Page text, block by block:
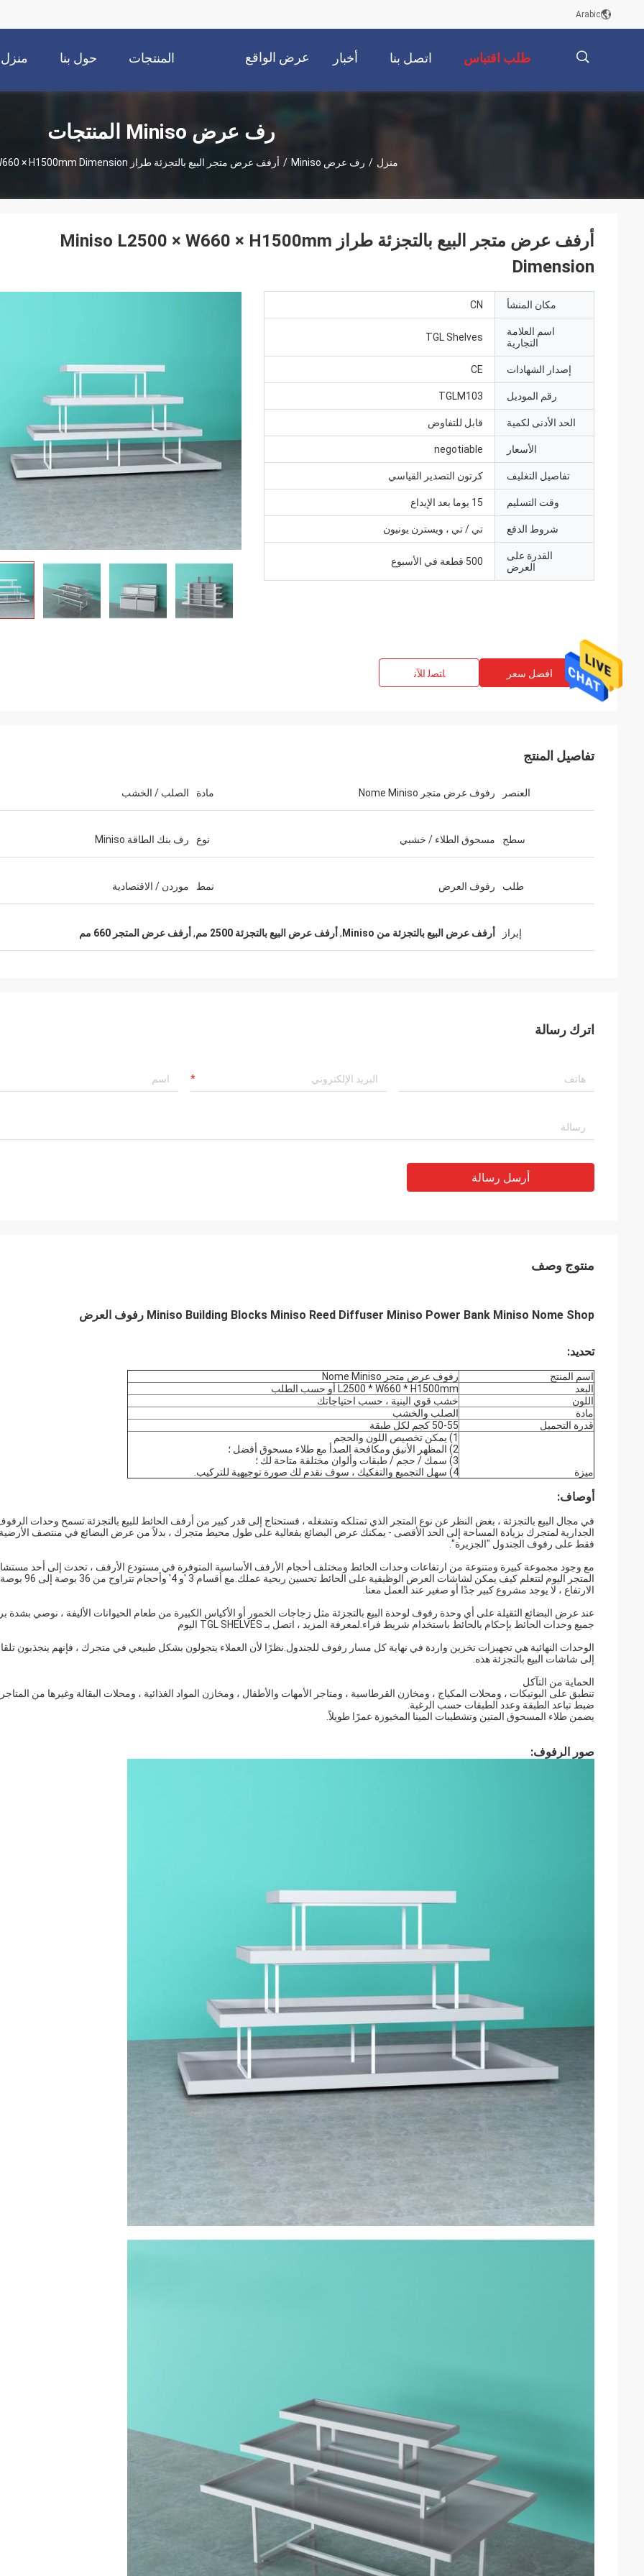
Arabic
منزل حول بنا المنتجات عرض الواقع أخبار اتصل بنا طلب اقتباس
رف عرض Miniso المنتجات
منزل / رف عرض Miniso / أرفف عرض متجر البيع بالتجزئة طراز Miniso L2500 × W660 × H1500mm Dimension
أرفف عرض متجر البيع بالتجزئة طراز Miniso L2500 × W660 × H1500mm
Dimension
مكان المنشأ CN
اسم العلامة
التجارية
TGL Shelves
إصدار الشهادات CE
رقم الموديل TGLM103
الحد الأدنى لكمية قابل للتفاوض
الأسعار negotiable
تفاصيل التغليف كرتون التصدير القياسي
وقت التسليم 15 يوما بعد الإيداع
شروط الدفع تي / تي ، ويسترن يونيون
القدرة على
العرض
500 قطعة في الأسبوع
افضل سعر ﺎﺘﺼﻟ ﺍﻶﻧ
تفاصيل المنتج
العنصر رفوف عرض متجر Nome Miniso مادة الصلب / الخشب
سطح مسحوق الطلاء / خشبي نوع رف بنك الطاقة Miniso
طلب رفوف العرض نمط موردن / الاقتصادية
إبراز أرفف عرض البيع بالتجزئة من Miniso , أرفف عرض البيع بالتجزئة 2500 مم , أرفف عرض المتجر 660 مم
اترك رسالة
أرسل رسالة
منتوج وصف
Miniso Building Blocks Miniso Reed Diffuser Miniso Power Bank Miniso Nome Shop رفوف العرض
تحديد:
اسم المنتج
رفوف عرض متجر Nome Miniso
البعد
L2500 * W660 * H1500mm أو حسب الطلب
اللون
خشب قوي البنية ، حسب احتياجاتك
مادة
الصلب والخشب
قدرة التحميل
50-55 كجم لكل طبقة
ميزة
1) يمكن تخصيص اللون والحجم
2) المظهر الأنيق ومكافحة الصدأ مع طلاء مسحوق أفضل ؛
3) سمك / حجم / طبقات وألوان مختلفة متاحة لك ؛
4) سهل التجميع والتفكيك ، سوف نقدم لك صورة توجيهية للتركيب.
أوصاف:
في مجال البيع بالتجزئة ، بغض النظر عن نوع المتجر الذي تمتلكه وتشغله ، فستحتاج إلى قدر كبير من أرفف الحائط للبيع بالتجزئة.تسمح وحدات
الجدارية لمتجرك بزيادة المساحة إلى الحد الأقصى - يمكنك عرض البضائع بفعالية على طول محيط متجرك ، بدلاً من عرض البضائع في منتصف الأرضية
فقط على رفوف الجندول "الجزيرة".
مع وجود مجموعة كبيرة ومتنوعة من ارتفاعات وحدات الحائط ومختلف أحجام الأرفف الأساسية المتوفرة في مستودع الأرفف ، تحدث إلى أحد
المتجر اليوم لتتعلم كيف يمكن لشاشات العرض الوظيفية على الحائط تحسين
الارتفاع ، لا يوجد مشروع كبير جدًا أو صغير عند العمل معنا.
عند عرض البضائع الثقيلة على أي وحدة رفوف لوحدة البيع بالتجزئة مثل زجاجات الخمور أو الأكياس الكبيرة من طعام الحيوانات الأليفة ، نوصي بشدة
جميع وحدات الحائط بإحكام بالحائط باستخدام شريط فراء.لمعرفة المزيد ، اتصل بـ TGL SHELVES اليوم
الوحدات النهائية هي تجهيزات تخزين واردة في نهاية كل مسار رفوف للجندول.نظرًا لأن العملاء يتجولون بشكل طبيعي في متجرك ، فإنهم ينجذبون
إلى شاشات البيع بالتجزئة هذه.
الحماية من التآكل
تنطبق على البوتيكات ، ومحلات المكياج ، ومخازن القرطاسية ، ومتاجر الأمهات والأطفال ، ومخازن المواد الغذائية ، ومحلات البقالة وغيرها من المتاجر.
ضبط تباعد الطبقة وعدد الطبقات حسب الرغبة.
يضمن طلاء المسحوق المتين وتشطيبات المينا المخبوزة عمرًا طويلاً.
صور الرفوف: